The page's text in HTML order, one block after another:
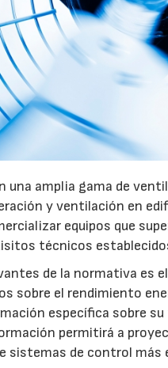
una amplia gama de
y ventilación en
equipos que
técnicos
de la normativa es
sobre el rendimiento
específica sobre
permitirá a
sistemas de control más